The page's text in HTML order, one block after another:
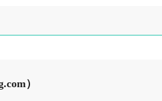
）